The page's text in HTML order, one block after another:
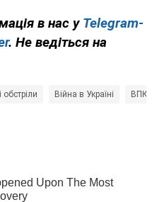
в нас у Telegram-
. Не ведіться на
обстріли Війна в Україні ВПК